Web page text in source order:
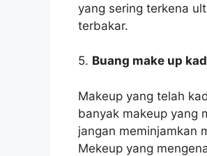
yang sering terkena
terbakar.
5. Buang make up
Makeup yang telah
banyak makeup yang
jangan meminjamkan
Mekeup yang